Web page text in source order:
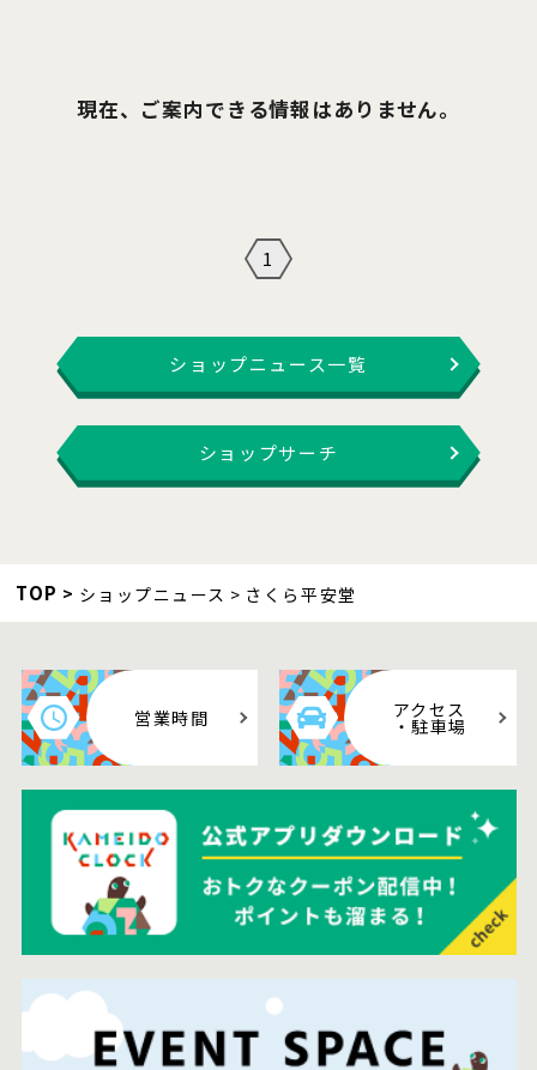
現在、ご案内できる情報はありません。
1
ショップニュース一覧
ショップサーチ
TOP ショップニュース さくら平安堂
営業時間 アクセス
・駐車場